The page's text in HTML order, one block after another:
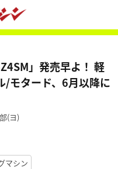
」発売早よ！ 軽
/モタード、6月以降に
(ヨ)
マシン